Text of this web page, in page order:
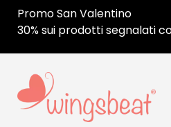
Promo San Valentino
30% sui prodotti segnalati